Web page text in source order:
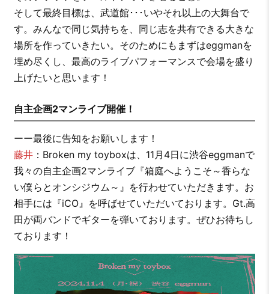
そして最終目標は、武道館･･･いやそれ以上の大舞台で
す。みんなで同じ気持ちを、同じ志を共有できる大きな
場所を作っていきたい。そのためにもまずはeggmanを
埋め尽くし、最高のライブパフォーマンスで会場を盛り
上げたいと思います！
自主企画2マンライブ開催！
ーー最後に告知をお願いします！
藤井：Broken my toyboxは、11月4日に渋谷eggmanで
我々の自主企画2マンライブ『箱庭へようこそ～香らな
い僕らとオンシジウム～』を行わせていただきます。お
相手には『iCO』を呼ばせていただいております。Gt.高
田が両バンドでギターを弾いております。ぜひお待ちし
ております！